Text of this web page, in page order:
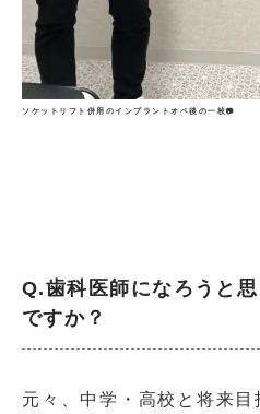
ソケットリフト併用のインプラントオペ後の一枚📷
Q.歯科医師になろうと
ですか？
元々、中学・高校と将来